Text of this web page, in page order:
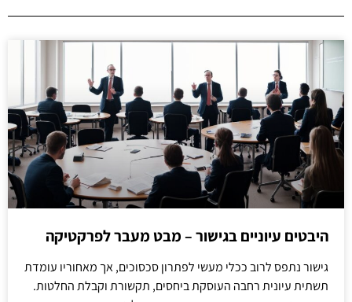
היבטים עיוניים בגישור – מבט מעבר לפרקטיקה
גישור נתפס לרוב ככלי מעשי לפתרון סכסוכים, אך מאחוריו עומדת
תשתית עיונית רחבה העוסקת ביחסים, תקשורת וקבלת החלטות.